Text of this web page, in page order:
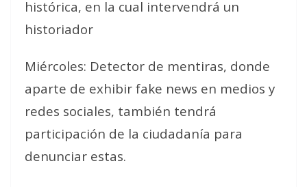
histórica, en la cual intervendrá un
historiador
Miércoles: Detector de mentiras, donde
aparte de exhibir fake news en medios y
redes sociales, también tendrá
participación de la ciudadanía para
denunciar estas.